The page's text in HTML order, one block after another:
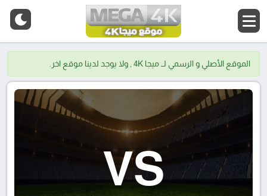
الموقع الأصلي و الرسمي لــ ميجا 4K , ولا يوجد لدينا موقع اخر.
VS